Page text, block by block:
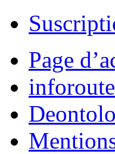
Page